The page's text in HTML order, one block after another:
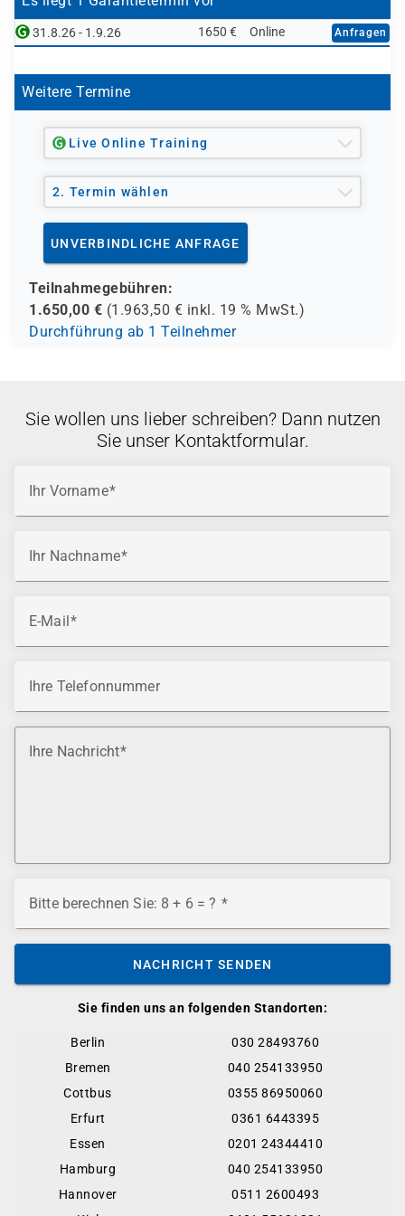
NetScaler ADC 14.x Administration, zum Beispiel
NS-201
hilfreich
Komponenten integrieren möchten.
Kenntnisse zur NetScaler ADC-Architektur und -
Administration vorausgesetzt werden.
Die Inhalte eignen sich besonders für Umgebungen, in
denen sicherer Remote Access, Multi-Faktor-
Authentifizierung, ICA Proxy, SmartAccess und RDP-
Zugriff umgesetzt werden sollen.
31.8.26 - 1.9.26 1650 € Online Anfragen
Weitere Termine
Live Online Training
2. Termin wählen
UNVERBINDLICHE ANFRAGE
Teilnahmegebühren:
1.650,00 € (1.963,50 € inkl. 19 % MwSt.)
Durchführung ab 1 Teilnehmer
Sie finden uns an folgenden Standorten:
Berlin
030 28493760
Bremen
040 254133950
Cottbus
0355 86950060
Erfurt
0361 6443395
Essen
0201 24344410
Hamburg
040 254133950
Hannover
0511 2600493
Sie wollen uns lieber schreiben? Dann nutzen
Sie unser Kontaktformular.
Ihr Vorname
Ihr Nachname
E-Mail
Ihre Telefonnummer
Ihre Nachricht
Bitte berechnen Sie: 8 + 6 = ?
NACHRICHT SENDEN